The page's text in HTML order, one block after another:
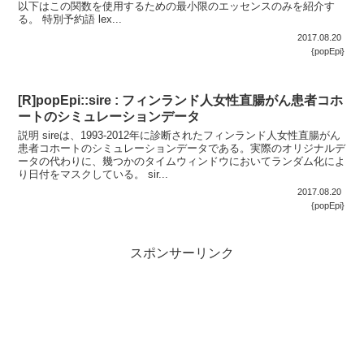
以下はこの関数を使用するための最小限のエッセンスのみを紹介す
る。 特別予約語 lex...
2017.08.20
{popEpi}
[R]popEpi::sire : フィンランド人女性直腸がん患者コホ
ートのシミュレーションデータ
説明 sireは、1993-2012年に診断されたフィンランド人女性直腸がん
患者コホートのシミュレーションデータである。実際のオリジナルデ
ータの代わりに、幾つかのタイムウィンドウにおいてランダム化によ
り日付をマスクしている。 sir...
2017.08.20
{popEpi}
スポンサーリンク